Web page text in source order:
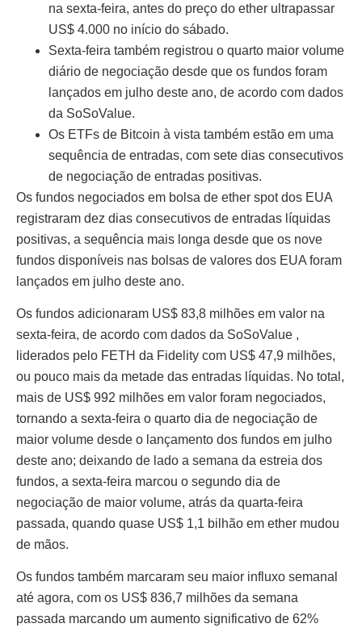
na sexta-feira, antes do preço do ether ultrapassar
US$ 4.000 no início do sábado.
Sexta-feira também registrou o quarto maior volume
diário de negociação desde que os fundos foram
lançados em julho deste ano, de acordo com dados
da SoSoValue.
Os ETFs de Bitcoin à vista também estão em uma
sequência de entradas, com sete dias consecutivos
de negociação de entradas positivas.
Os fundos negociados em bolsa de ether spot dos EUA
registraram dez dias consecutivos de entradas líquidas
positivas, a sequência mais longa desde que os nove
fundos disponíveis nas bolsas de valores dos EUA foram
lançados em julho deste ano.
Os fundos adicionaram US$ 83,8 milhões em valor na
sexta-feira, de acordo com dados da SoSoValue ,
liderados pelo FETH da Fidelity com US$ 47,9 milhões,
ou pouco mais da metade das entradas líquidas. No total,
mais de US$ 992 milhões em valor foram negociados,
tornando a sexta-feira o quarto dia de negociação de
maior volume desde o lançamento dos fundos em julho
deste ano; deixando de lado a semana da estreia dos
fundos, a sexta-feira marcou o segundo dia de
negociação de maior volume, atrás da quarta-feira
passada, quando quase US$ 1,1 bilhão em ether mudou
de mãos.
Os fundos também marcaram seu maior influxo semanal
até agora, com os US$ 836,7 milhões da semana
passada marcando um aumento significativo de 62%